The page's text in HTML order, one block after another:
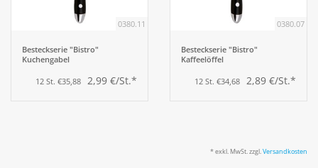
0380.11
Besteckserie "Bistro"
Kuchengabel
12 St. €35,88 2,99 €/St.*
0380.07
Besteckserie "Bistro"
Kaffeelöffel
12 St. €34,68 2,89 €/St.*
* exkl. MwSt. zzgl.Versandkosten